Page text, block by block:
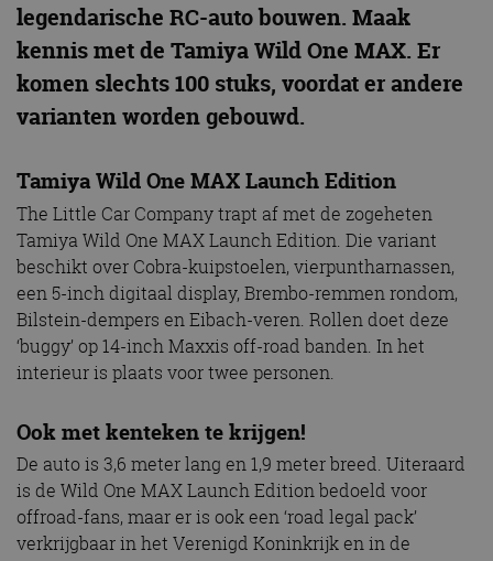
legendarische RC-auto bouwen. Maak
kennis met de Tamiya Wild One MAX. Er
komen slechts 100 stuks, voordat er andere
varianten worden gebouwd.
Tamiya Wild One MAX Launch Edition
The Little Car Company trapt af met de zogeheten
Tamiya Wild One MAX Launch Edition. Die variant
beschikt over Cobra-kuipstoelen, vierpuntharnassen,
een 5-inch digitaal display, Brembo-remmen rondom,
Bilstein-dempers en Eibach-veren. Rollen doet deze
‘buggy’ op 14-inch Maxxis off-road banden. In het
interieur is plaats voor twee personen.
Ook met kenteken te krijgen!
De auto is 3,6 meter lang en 1,9 meter breed. Uiteraard
is de Wild One MAX Launch Edition bedoeld voor
offroad-fans, maar er is ook een ‘road legal pack’
verkrijgbaar in het Verenigd Koninkrijk en in de